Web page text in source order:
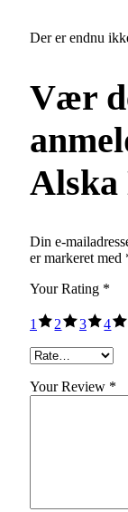
Der er endnu
Vær
Alska
Din e-
er markeret med
Your Rating *
1 2 3 4
Your Review *